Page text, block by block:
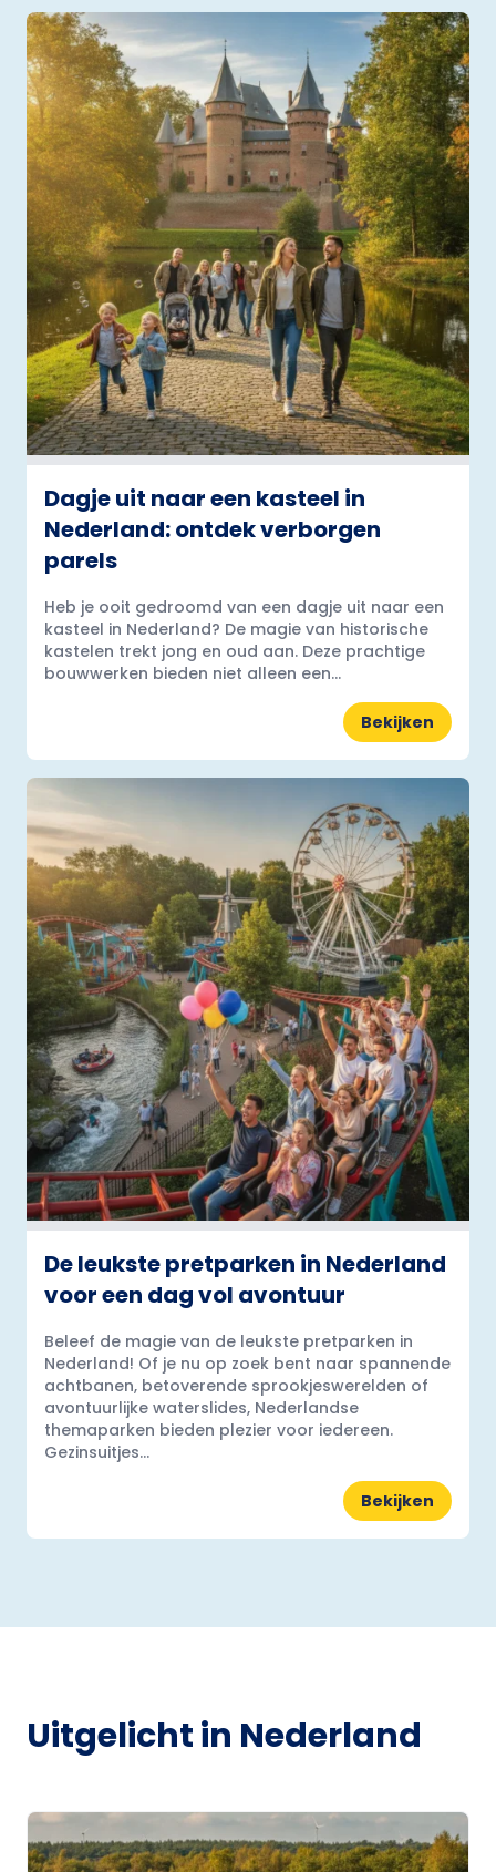
Dagje uit naar een kasteel in
Nederland: ontdek verborgen
parels
Heb je ooit gedroomd van een dagje uit naar een
kasteel in Nederland? De magie van historische
kastelen trekt jong en oud aan. Deze prachtige
bouwwerken bieden niet alleen een...
Bekijken
De leukste pretparken in Nederland
voor een dag vol avontuur
Beleef de magie van de leukste pretparken in
Nederland! Of je nu op zoek bent naar spannende
achtbanen, betoverende sprookjeswerelden of
avontuurlijke waterslides, Nederlandse
themaparken bieden plezier voor iedereen.
Gezinsuitjes...
Bekijken
Uitgelicht in Nederland